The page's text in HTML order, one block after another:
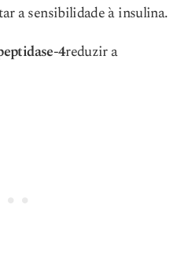
a sensibilidade à insulina.
4reduzir a